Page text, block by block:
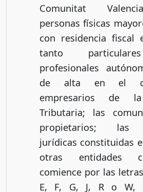
Comunitat
personas físicas
con residencia fiscal
tanto
profesionales
de alta en el
empresarios de
Tributaria; las
propietarios; las
jurídicas constituidas
otras entidades
comience por las
E, F, G, J, R o W,